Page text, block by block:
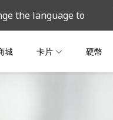
the language to
城 卡片 硬幣